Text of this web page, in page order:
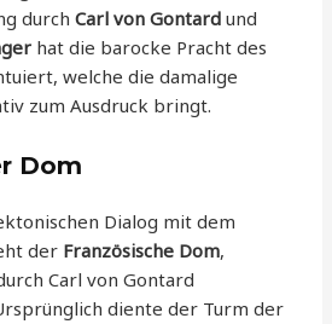
durchCarl von Gontard und
hat die barocke Pracht des
welche die damalige
zum Ausdruck bringt.
Dom
Dialog mit dem
der Französische Dom,
Carl von Gontard
diente der Turm der